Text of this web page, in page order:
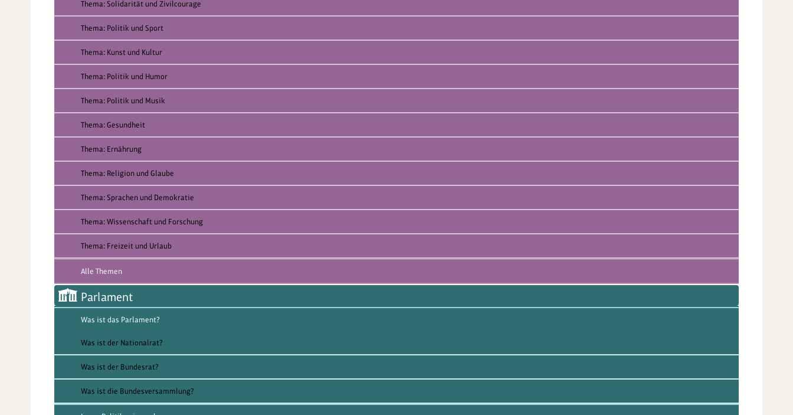
Thema: Solidarität und Zivilcourage
Thema: Politik und Sport
Thema: Kunst und Kultur
Thema: Politik und Humor
Thema: Politik und Musik
Thema: Gesundheit
Thema: Ernährung
Thema: Religion und Glaube
Thema: Sprachen und Demokratie
Thema: Wissenschaft und Forschung
Thema: Freizeit und Urlaub
Alle Themen
Parlament
Was ist das Parlament?
Was ist der Nationalrat?
Was ist der Bundesrat?
Was ist die Bundesversammlung?